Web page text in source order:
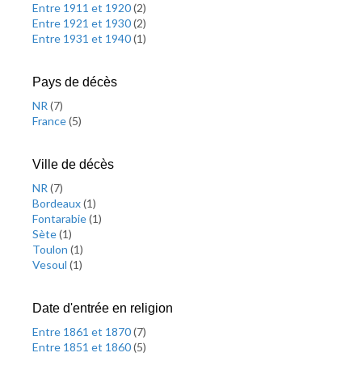
Entre 1911 et 1920(2)
Entre 1921 et 1930(2)
Entre 1931 et 1940(1)
Pays de décès
NR (7)
France(5)
Ville de décès
NR (7)
Bordeaux(1)
Fontarabie(1)
Sète(1)
Toulon (1)
Vesoul (1)
Date d'entrée en religion
Entre 1861 et 1870(7)
Entre 1851 et 1860(5)